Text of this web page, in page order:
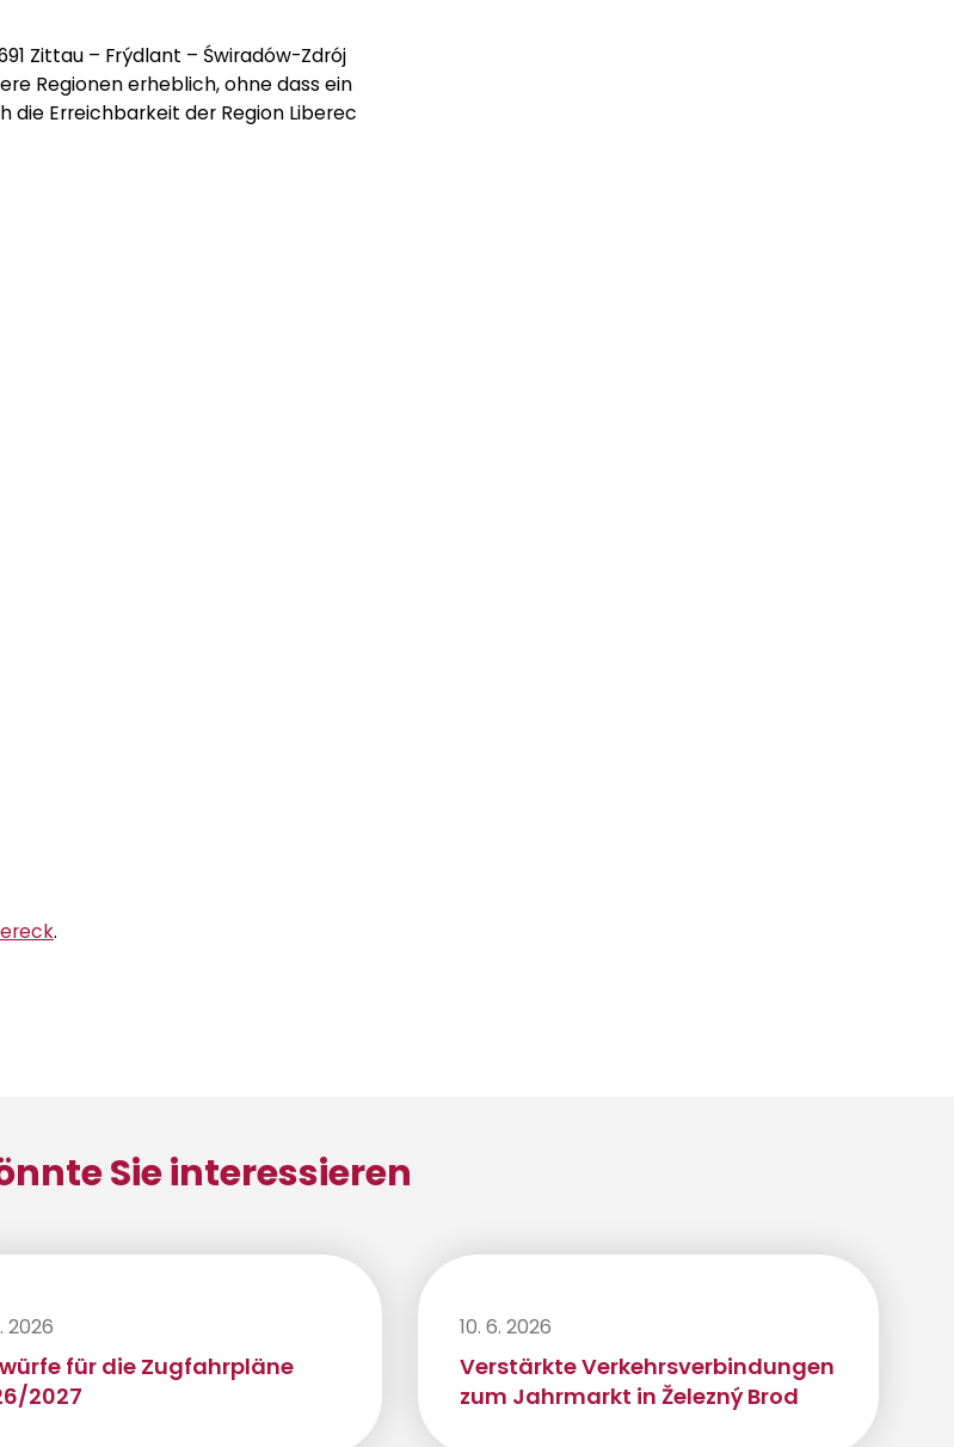
Zittau – Frýdlant – Świradów-Zdrój
Regionen erheblich, ohne dass ein
die Erreichbarkeit der Region Liberec
.
Sie interessieren
2026
für die Zugfahrpläne
2027
10. 6. 2026
Verstärkte Verkehrsverbindungen
zum Jahrmarkt in Železný Brod